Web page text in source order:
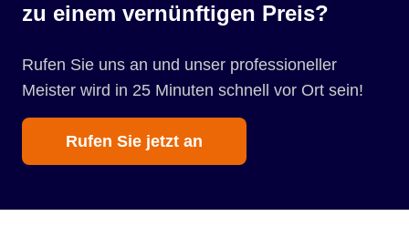
zu einem vernünftigen Preis?
Rufen Sie uns an und unser professioneller
Meister wird in 25 Minuten schnell vor Ort sein!
Rufen Sie jetzt an